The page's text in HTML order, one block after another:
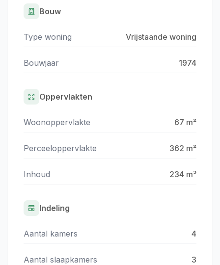
Bouw
Type woning Vrijstaande woning
Bouwjaar 1974
Oppervlakten
Woonoppervlakte 67 m²
Perceeloppervlakte 362 m²
Inhoud 234 m³
Indeling
Aantal kamers 4
Aantal slaapkamers 3